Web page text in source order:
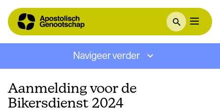
Navigeer verder
Aanmelding voor de
Bikersdienst 2024